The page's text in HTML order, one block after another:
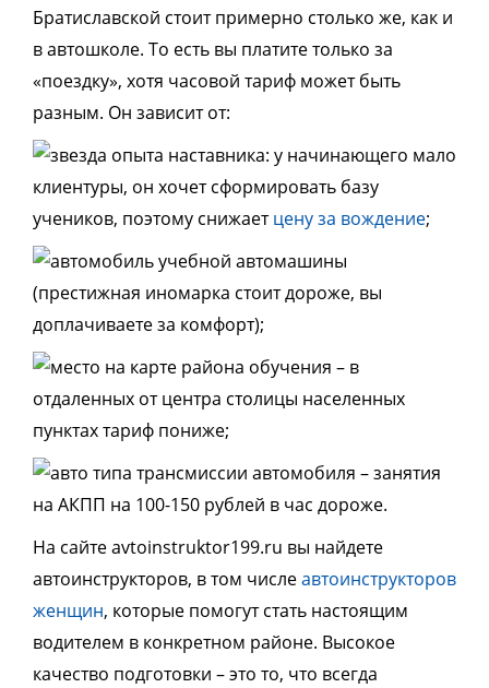
Братиславской стоит примерно столько же, как и
в автошколе. То есть вы платите только за
«поездку», хотя часовой тариф может быть
разным. Он зависит от:
опыта наставника: у начинающего мало
клиентуры, он хочет сформировать базу
учеников, поэтому снижаетцену за вождение;
учебной автомашины
(престижная иномарка стоит дороже, вы
доплачиваете за комфорт);
района обучения – в
отдаленных от центра столицы населенных
пунктах тариф пониже;
типа трансмиссии автомобиля – занятия
на АКПП на 100-150 рублей в час дороже.
На сайте avtoinstruktor199.ru вы найдете
автоинструкторов, в том числеавтоинструкторов
женщин, которые помогут стать настоящим
водителем в конкретном районе. Высокое
качество подготовки – это то, что всегда